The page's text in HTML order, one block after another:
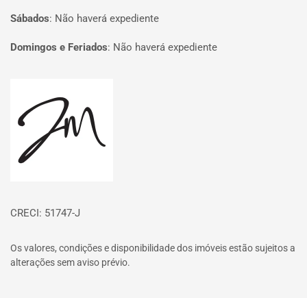
Sábados: Não haverá expediente
Domingos e Feriados: Não haverá expediente
CRECI: 51747-J
Os valores, condições e disponibilidade dos imóveis estão sujeitos a
alterações sem aviso prévio.